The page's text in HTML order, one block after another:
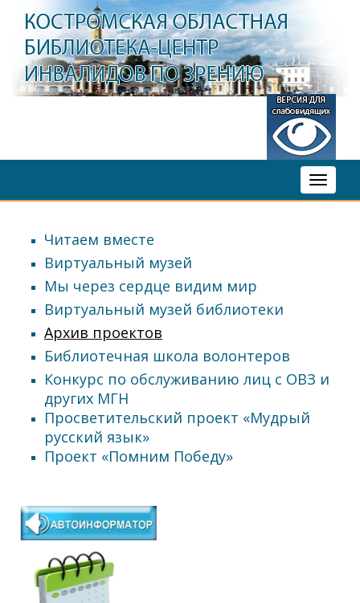
Toggle
Читаем вместе
Виртуальный музей
Мы через сердце видим мир
Виртуальный музей библиотеки
Архив проектов
Библиотечная школа волонтеров
Конкурс по обслуживанию лиц с ОВЗ и
других МГН
Просветительский проект «Мудрый
русский язык»
Проект «Помним Победу»